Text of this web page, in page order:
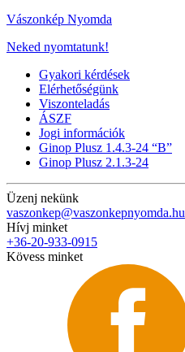
Vászonkép Nyomda
Neked nyomtatunk!
Gyakori kérdések
Elérhetőségünk
Viszonteladás
ÁSZF
Jogi információk
Ginop Plusz 1.4.3-24 “B”
Ginop Plusz 2.1.3-24
Üzenj nekünk
vaszonkep@vaszonkepnyomda.hu
Hívj minket
+36-20-933-0915
Kövess minket